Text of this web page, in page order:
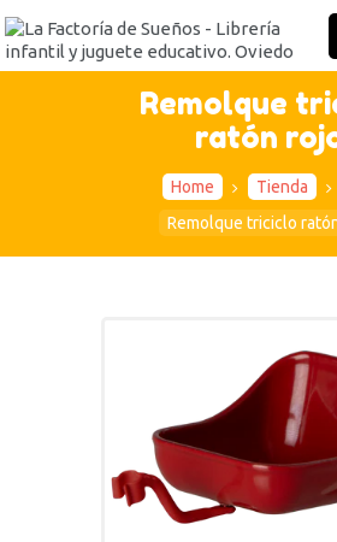
Remolque
ratón
Home Tienda
Remolque triciclo
INICIO
TIENDA
ACTIVIDADES
CONTACTO